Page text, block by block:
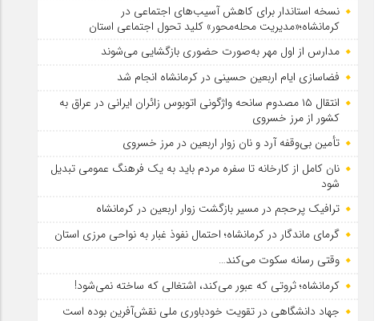
نسخه استاندار برای کاهش آسیب‌های اجتماعی در
کرمانشاه؛«مدیریت محله‌محور» کلید تحول اجتماعی استان
مدارس از اول مهر به‌صورت حضوری بازگشایی می‌شوند
فضاسازی ایام اربعین حسینی در کرمانشاه انجام شد
انتقال ۱۵ مصدوم سانحه واژگونی اتوبوس زائران ایرانی در عراق به
کشور از مرز خسروی
تأمین بی‌وقفه آرد و نان زوار اربعین در مرز خسروی
نان کامل از کارخانه تا سفره مردم باید به یک فرهنگ عمومی تبدیل
شود
ترافیک پرحجم در مسیر بازگشت زوار اربعین در کرمانشاه
گرمای ماندگار در کرمانشاه؛ احتمال نفوذ غبار به نواحی مرزی استان
وقتی رسانه سکوت می‌کند…
کرمانشاه؛ ثروتی که عبور می‌کند، اشتغالی که ساخته نمی‌شود!
جهاد دانشگاهی در تقویت خودباوری ملی نقش‌آفرین بوده است